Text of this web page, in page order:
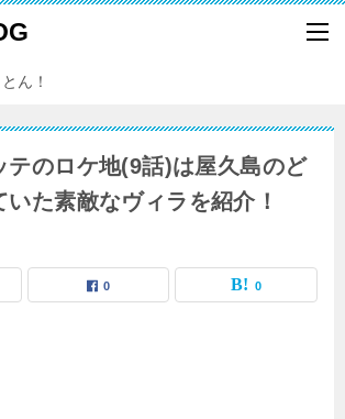
ん！
テのロケ地(9話)は屋久島のど
いた素敵なヴィラを紹介！
0 0